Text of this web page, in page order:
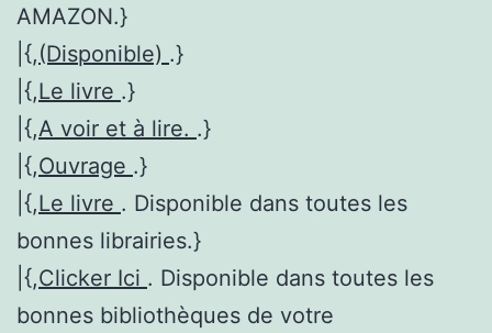
AMAZON.}
|{,(Disponible) .}
|{,Le livre .}
|{,A voir et à lire. .}
|{,Ouvrage .}
|{,Le livre . Disponible dans toutes les
bonnes librairies.}
|{,Clicker Ici . Disponible dans toutes les
bonnes bibliothèques de votre